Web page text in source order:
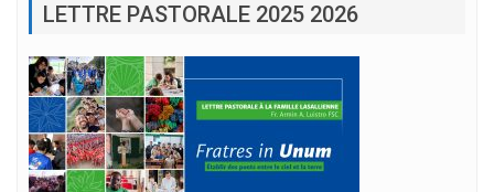
LETTRE PASTORALE 2025 2026